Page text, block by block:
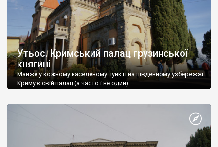
Утьос. Кримський палац грузинської
княгині
Майже у кожному населеному пункті на південному узбережжі
Криму є свій палац (а часто і не один).